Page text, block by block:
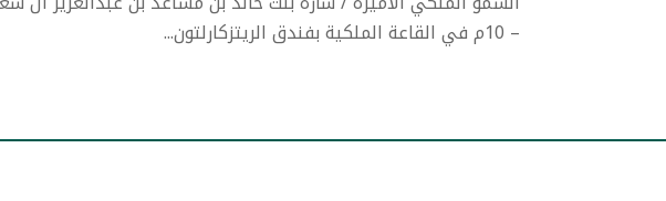
– 10م في القاعة الملكية بفندق الريتزكارلتون...